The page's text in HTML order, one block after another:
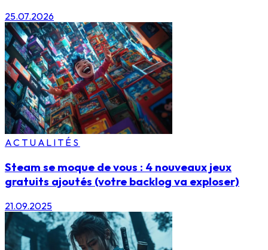
25.07.2026
ACTUALITÉS
Steam se moque de vous : 4 nouveaux jeux
gratuits ajoutés (votre backlog va exploser)
21.09.2025